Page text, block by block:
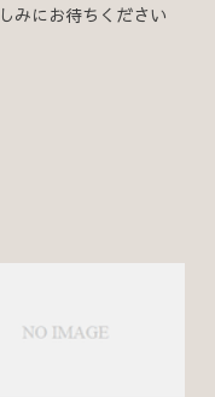
みにお待ちください